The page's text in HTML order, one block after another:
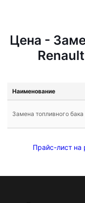
Цена -
Наименование
Замена топливного бака
Прайс-лист на